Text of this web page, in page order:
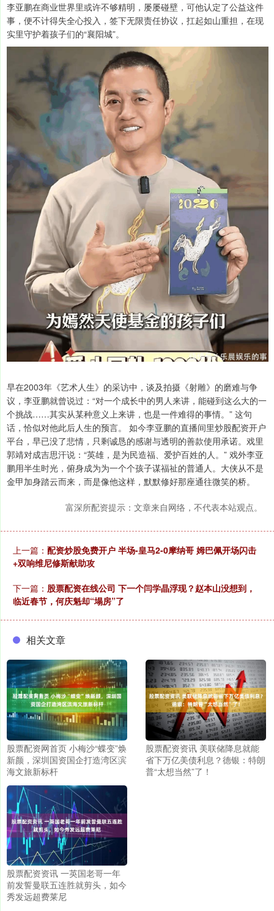
李亚鹏在商业世界里或许不够精明，屡屡碰壁，可他认定了公益这件
事，便不计得失全心投入，签下无限责任协议，扛起如山重担，在现
实里守护着孩子们的“襄阳城”。
早在2003年《艺术人生》的采访中，谈及拍摄《射雕》的磨难与争
议，李亚鹏就曾说过：“对一个成长中的男人来讲，能碰到这么大的一
个挑战……其实从某种意义上来讲，也是一件难得的事情。” 这句
话，恰似对他此后人生的预言。 如今李亚鹏的直播间里炒股配资开户
平台，早已没了悲情，只剩诚恳的感谢与透明的善款使用承诺。戏里
郭靖对成吉思汗说：“英雄，是为民造福、爱护百姓的人。” 戏外李亚
鹏用半生时光，俯身成为为一个个孩子谋福祉的普通人。大侠从不是
金甲加身踏云而来，而是像他这样，默默修好那座通往微笑的桥。
富深所配资提示：文章来自网络，不代表本站观点。
上一篇： 配资炒股免费开户 半场-皇马2-0摩纳哥 姆巴佩开场闪击
+双响维尼修斯献助攻
下一篇： 股票配资在线公司 下一个闫学晶浮现？赵本山没想到，
临近春节，何庆魁却“塌房”了
相关文章
股票配资网首页 小梅沙“蝶变”焕
新颜，深圳国资国企打造湾区滨
海文旅新标杆
股票配资资讯 美联储降息就能
省下万亿美债利息？德银：特朗
普“太想当然”了！
股票配资资讯 一英国老哥一年
前发誓曼联五连胜就剪头，如今
秀发远超费莱尼